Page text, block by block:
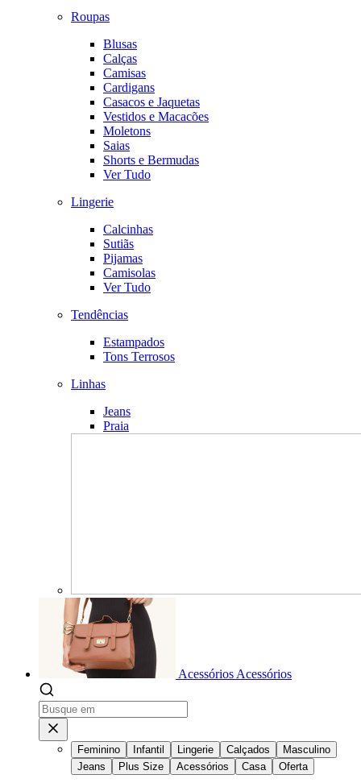
Roupas
Blusas
Calças
Camisas
Cardigans
Casacos e Jaquetas
Vestidos e Macacões
Moletons
Saias
Shorts e Bermudas
Ver Tudo
Lingerie
Calcinhas
Sutiãs
Pijamas
Camisolas
Ver Tudo
Tendências
Estampados
Tons Terrosos
Linhas
Jeans
Praia
Acessórios Acessórios
Feminino Infantil Lingerie Calçados
Masculino
Jeans
Plus Size Acessórios Casa Oferta